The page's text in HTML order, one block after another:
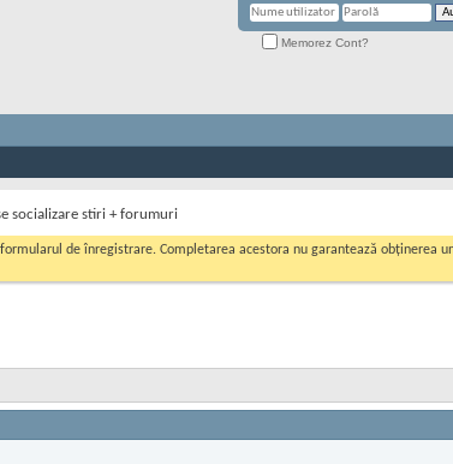
Memorez Cont?
socializare stiri + forumuri
de înregistrare. Completarea acestora nu garantează obținerea